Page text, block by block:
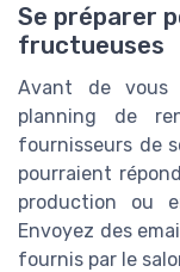
Se préparer
fructueuses
Avant de vous
planning de
fournisseurs de
pourraient
production ou
Envoyez des
fournis par le